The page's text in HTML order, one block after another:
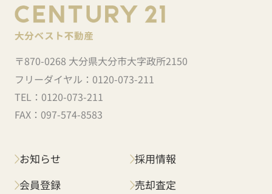
〒870-0268 大分県大分市大字政所2150
フリーダイヤル： 0120-073-211
TEL： 0120-073-211
FAX： 097-574-8583
お知らせ
会員登録
採用情報
売却査定